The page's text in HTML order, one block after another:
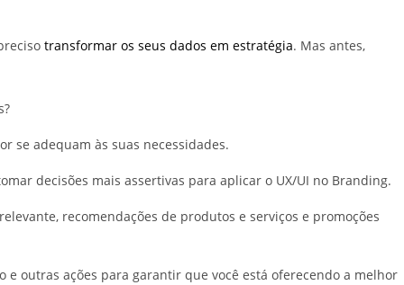
transformar os seus dados em estratégia. Mas antes,
se adequam às suas necessidades.
decisões mais assertivas para aplicar o UX/UI no Branding.
recomendações de produtos e serviços e promoções
outras ações para garantir que você está oferecendo a melhor